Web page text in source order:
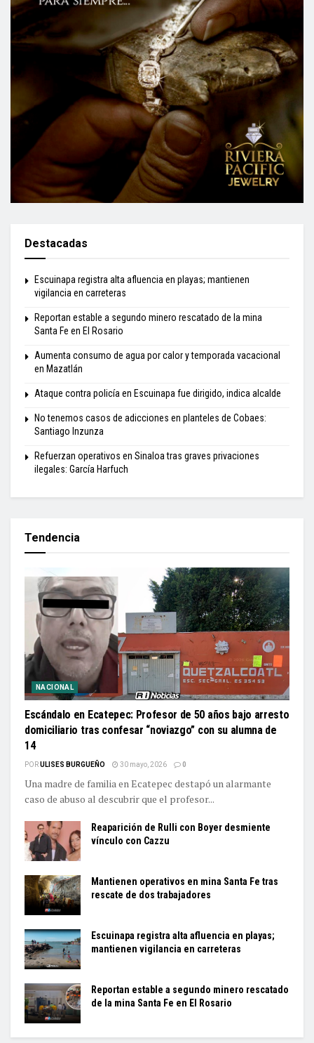
Destacadas
Escuinapa registra alta afluencia en playas; mantienen
vigilancia en carreteras
Reportan estable a segundo minero rescatado de la mina
Santa Fe en El Rosario
Aumenta consumo de agua por calor y temporada vacacional
en Mazatlán
Ataque contra policía en Escuinapa fue dirigido, indica alcalde
No tenemos casos de adicciones en planteles de Cobaes:
Santiago Inzunza
Refuerzan operativos en Sinaloa tras graves privaciones
ilegales: García Harfuch
Tendencia
NACIONAL
Escándalo en Ecatepec: Profesor de 50 años bajo arresto
domiciliario tras confesar “noviazgo” con su alumna de
14
PORULISES BURGUEÑO 30 mayo, 2026 0
Una madre de familia en Ecatepec destapó un alarmante
caso de abuso al descubrir que el profesor...
Reaparición de Rulli con Boyer desmiente
vínculo con Cazzu
Mantienen operativos en mina Santa Fe tras
rescate de dos trabajadores
Escuinapa registra alta afluencia en playas;
mantienen vigilancia en carreteras
Reportan estable a segundo minero rescatado
de la mina Santa Fe en El Rosario